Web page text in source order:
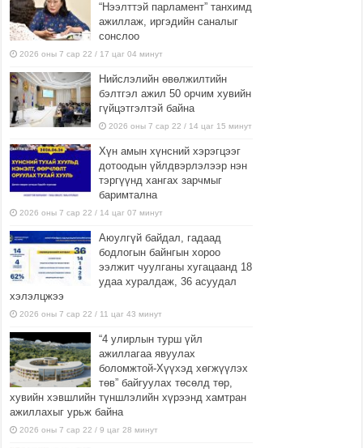
“Нээлттэй парламент” танхимд
ажиллаж, иргэдийн саналыг
сонслоо
2026 оны 7 сар 22 / 17 цаг 04 минут
Нийслэлийн өвөлжилтийн
бэлтгэл ажил 50 орчим хувийн
гүйцэтгэлтэй байна
2026 оны 7 сар 22 / 14 цаг 15 минут
Хүн амын хүнсний хэрэгцээг
дотоодын үйлдвэрлэлээр нэн
тэргүүнд хангах зарчмыг
баримтална
2026 оны 7 сар 22 / 14 цаг 07 минут
Аюулгүй байдал, гадаад
бодлогын байнгын хороо
ээлжит чуулганы хугацаанд 18
удаа хуралдаж, 36 асуудал
хэлэлцжээ
2026 оны 7 сар 22 / 11 цаг 43 минут
“4 улирлын турш үйл
ажиллагаа явуулах
боломжтой-Хүүхэд хөгжүүлэх
төв” байгуулах төсөлд төр,
хувийн хэвшлийн түншлэлийн хүрээнд хамтран
ажиллахыг урьж байна
2026 оны 7 сар 22 / 9 цаг 28 минут